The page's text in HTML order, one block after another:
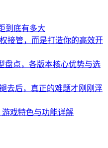
到底有多大
接管，而是打造你的高效开
盘点，各版本核心优势与选
去后，真正的难题才刚刚浮
游戏特色与功能详解